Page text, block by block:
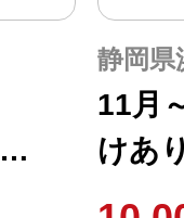
静岡県
11月
けあ
柿